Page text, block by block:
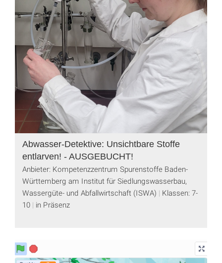
Abwasser-Detektive: Unsichtbare Stoffe
entlarven! - AUSGEBUCHT!
Anbieter: Kompetenzzentrum Spurenstoffe Baden-
Württemberg am Institut für Siedlungswasserbau,
Wassergüte- und Abfallwirtschaft (ISWA)
Klassen: 7-
10 in Präsenz